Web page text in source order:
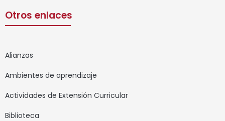
Otros enlaces
Alianzas
Ambientes de aprendizaje
Actividades de Extensión Curricular
Biblioteca